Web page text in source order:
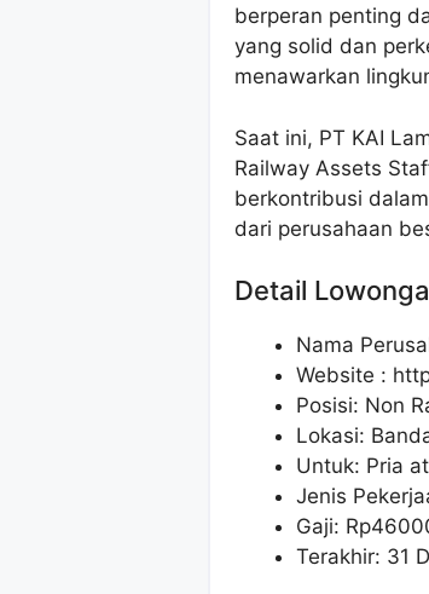
berperan penting
yang solid dan
menawarkan
Saat ini, PT KAI
Railway Assets
berkontribusi
dari perusahaan
Detail
Nama
Website :
Posisi: Non
Lokasi:
Untuk: Pria
Jenis
Gaji: Rp
Terakhir: 31